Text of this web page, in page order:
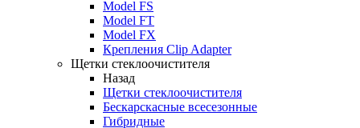
Model FS
Model FT
Model FX
Крепления Clip Adapter
Щетки стеклоочистителя
Назад
Щетки стеклоочистителя
Бескарскасные всесезонные
Гибридные